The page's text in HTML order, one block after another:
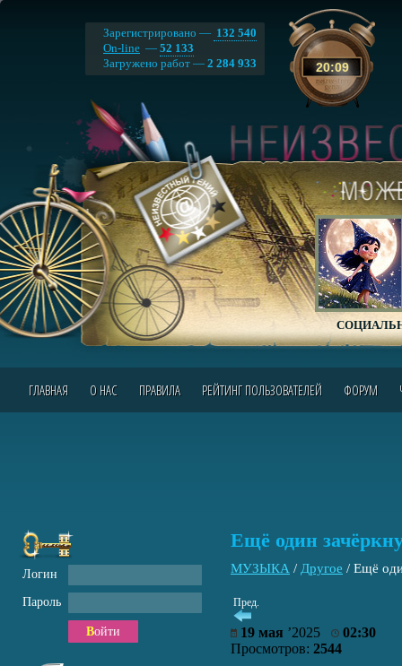
20:09
Зарегистрировано — 132 540
On-line — 52 133
Загружено работ — 2 284 933
ГЛАВНАЯ О НАС ПРАВИЛА РЕЙТИНГ ПОЛЬЗОВАТЕЛЕЙ ФОРУМ
Ещё один
МУЗЫКА / Другое / Ещё
Пред.
19 мая ’2025
02:30
Просмотров: 2544
Логин
Пароль
Войти